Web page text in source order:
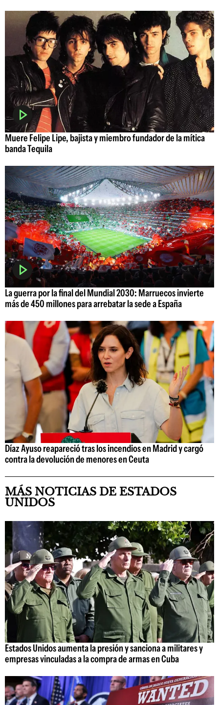
Muere Felipe Lipe, bajista y miembro fundador de la mítica
banda Tequila
La guerra por la final del Mundial 2030: Marruecos invierte
más de 450 millones para arrebatar la sede a España
Díaz Ayuso reapareció tras los incendios en Madrid y cargó
contra la devolución de menores en Ceuta
MÁS NOTICIAS DE ESTADOS
UNIDOS
Estados Unidos aumenta la presión y sanciona a militares y
empresas vinculadas a la compra de armas en Cuba